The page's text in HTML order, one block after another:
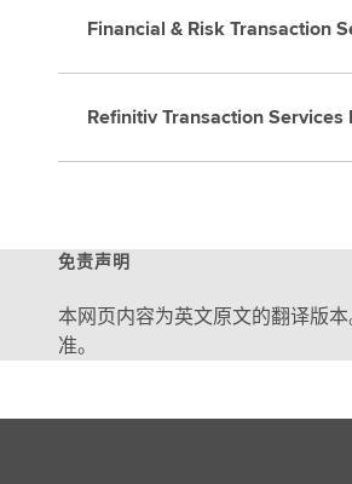
Financial & Risk Transaction
Refinitiv Transaction Services
免责声明
本网页内容为英文原文的翻译版
准。